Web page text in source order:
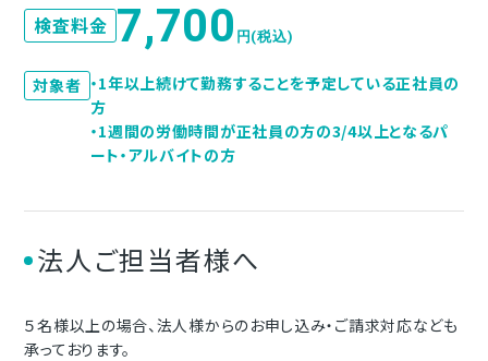
検査料金 7,700 円(税込)
対象者 ・1年以上続けて勤務することを予定している正社員の
方
・1週間の労働時間が正社員の方の3/4以上となるパ
ート・アルバイトの方
法人ご担当者様へ
５名様以上の場合、法人様からのお申し込み・ご請求対応なども
承っております。